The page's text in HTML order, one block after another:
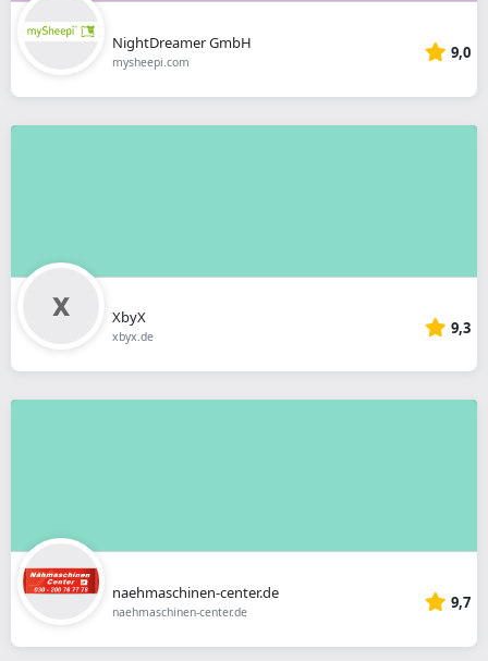
NightDreamer GmbH
mysheepi.com 9,0
XbyX
xbyx.de 9,3
naehmaschinen-center.de
naehmaschinen-center.de 9,7